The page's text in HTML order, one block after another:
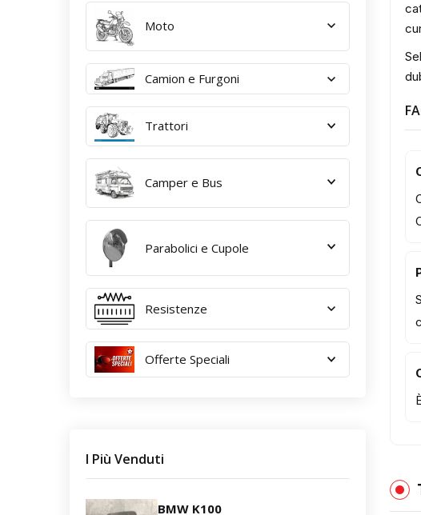
Moto
Camion e Furgoni
Trattori
Camper e Bus
Parabolici e Cupole
Resistenze
Offerte Speciali
I Più Venduti
BMW K100